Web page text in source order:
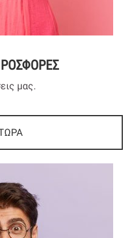
μας.